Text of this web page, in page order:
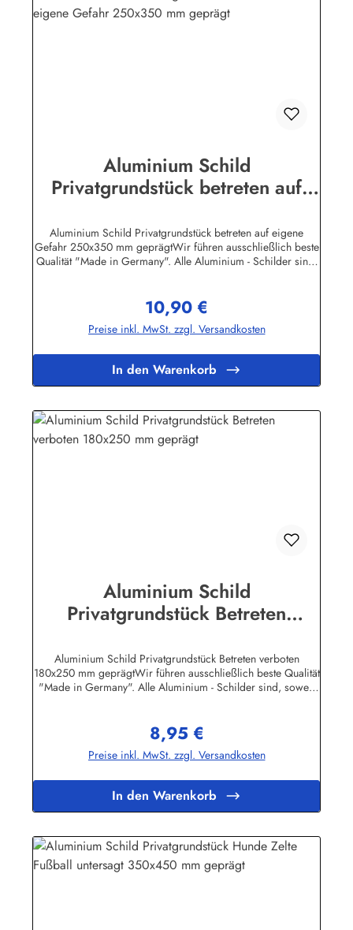
Aluminium Schild
Privatgrundstück betreten auf
geprägt
Aluminium Schild Privatgrundstück betreten auf eigene
Gefahr 250x350 mm geprägtWir führen ausschließlich beste
Qualität "Made in Germany". Alle Aluminium - Schilder sind,
erhöht.Herstellerinformationen:Heinrich Klar Schilder- und
Etikettenfabrik GmbH & Co. KGNeuer Weg 12 – 1642111
Wuppertalinfo@schilder-klar.de
Regulärer Preis:
10,90 €
Preise inkl. MwSt. zzgl. Versandkosten
In den Warenkorb
Aluminium Schild
Privatgrundstück Betreten
Aluminium Schild Privatgrundstück Betreten verboten
180x250 mm geprägtWir führen ausschließlich beste Qualität
"Made in Germany". Alle Aluminium - Schilder sind, soweit
erhöht.Herstellerinformationen:Heinrich Klar Schilder- und
Etikettenfabrik GmbH & Co. KGNeuer Weg 12 – 1642111
Wuppertalinfo@schilder-klar.de
Regulärer Preis:
8,95 €
Preise inkl. MwSt. zzgl. Versandkosten
In den Warenkorb